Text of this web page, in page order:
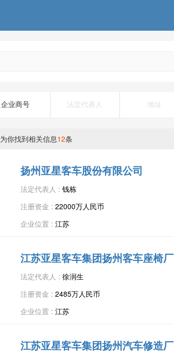
企业商号 法定代表人 地址
为你找到相关信息12条
扬州亚星客车股份有限公司
法定代表人 : 钱栋
注册资金 : 22000万人民币
企业位置 : 江苏
江苏亚星客车集团扬州客车座椅厂
法定代表人 : 徐润生
注册资金 : 2485万人民币
企业位置 : 江苏
江苏亚星客车集团扬州汽车修造厂